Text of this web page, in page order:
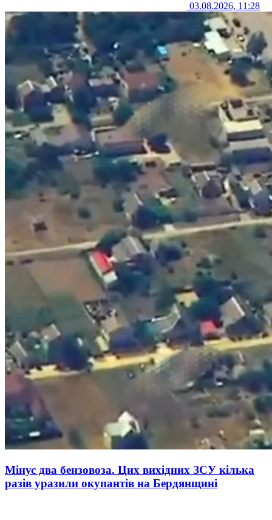
03.08.2026, 11:28
Мінус два бензовоза. Цих вихідних ЗСУ кілька
разів уразили окупантів на Бердянщині